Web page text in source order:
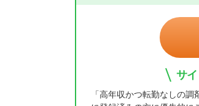
サ
「高年収かつ転勤なしの